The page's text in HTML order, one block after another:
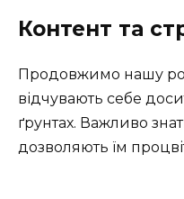
Контент та
Продовжимо нашу
відчувають себе
ґрунтах. Важливо
дозволяють їм